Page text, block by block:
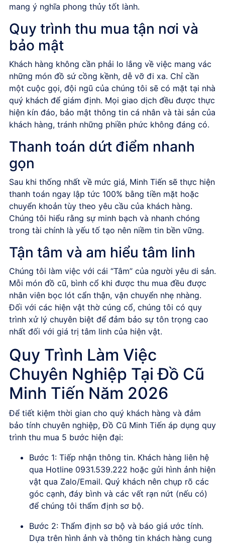
mang ý nghĩa phong thủy tốt lành.
Quy trình thu mua tận nơi và
bảo mật
Khách hàng không cần phải lo lắng về việc mang vác
những món đồ sứ cồng kềnh, dễ vỡ đi xa. Chỉ cần
một cuộc gọi, đội ngũ của chúng tôi sẽ có mặt tại nhà
quý khách để giám định. Mọi giao dịch đều được thực
hiện kín đáo, bảo mật thông tin cá nhân và tài sản của
khách hàng, tránh những phiền phức không đáng có.
Thanh toán dứt điểm nhanh
gọn
Sau khi thống nhất về mức giá, Minh Tiến sẽ thực hiện
thanh toán ngay lập tức 100% bằng tiền mặt hoặc
chuyển khoản tùy theo yêu cầu của khách hàng.
Chúng tôi hiểu rằng sự minh bạch và nhanh chóng
trong tài chính là yếu tố tạo nên niềm tin bền vững.
Tận tâm và am hiểu tâm linh
Chúng tôi làm việc với cái “Tâm” của người yêu di sản.
Mỗi món đồ cũ, bình cổ khi được thu mua đều được
nhân viên bọc lót cẩn thận, vận chuyển nhẹ nhàng.
Đối với các hiện vật thờ cúng cổ, chúng tôi có quy
trình xử lý chuyên biệt để đảm bảo sự tôn trọng cao
nhất đối với giá trị tâm linh của hiện vật.
Quy Trình Làm Việc
Chuyên Nghiệp Tại Đồ Cũ
Minh Tiến Năm 2026
Để tiết kiệm thời gian cho quý khách hàng và đảm
bảo tính chuyên nghiệp, Đồ Cũ Minh Tiến áp dụng quy
trình thu mua 5 bước hiện đại:
Bước 1: Tiếp nhận thông tin. Khách hàng liên hệ
qua Hotline 0931.539.222 hoặc gửi hình ảnh hiện
vật qua Zalo/Email. Quý khách nên chụp rõ các
góc cạnh, đáy bình và các vết rạn nứt (nếu có)
để chúng tôi thẩm định sơ bộ.
Bước 2: Thẩm định sơ bộ và báo giá ước tính.
Dựa trên hình ảnh và thông tin khách hàng cung